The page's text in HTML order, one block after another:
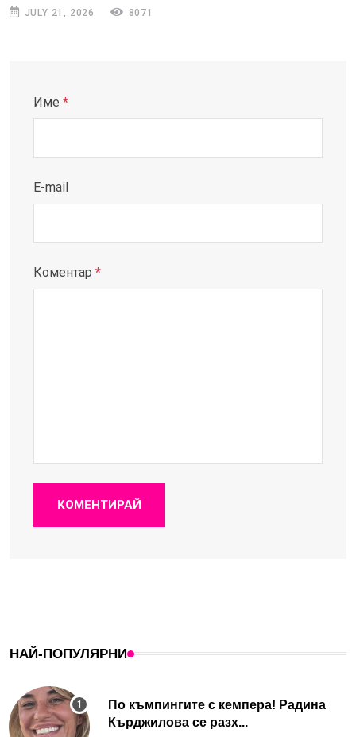
JULY 21, 2026 8071
Име *
E-mail
Коментар *
КОМЕНТИРАЙ
НАЙ-ПОПУЛЯРНИ
По къмпингите с кемпера! Радина
Кърджилова се разх...